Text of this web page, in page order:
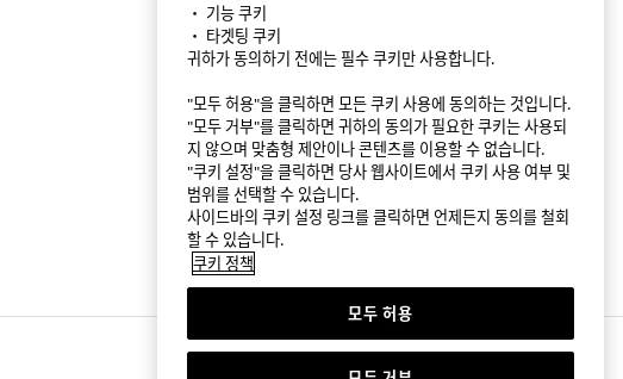
・ 기능 쿠키
・ 타겟팅 쿠키
귀하가 동의하기 전에는 필수 쿠키만 사용합니다.
"모두 허용"을 클릭하면 모든 쿠키 사용에 동의하는 것입니다.
"모두 거부"를 클릭하면 귀하의 동의가 필요한 쿠키는 사용되
지 않으며 맞춤형 제안이나 콘텐츠를 이용할 수 없습니다.
"쿠키 설정"을 클릭하면 당사 웹사이트에서 쿠키 사용 여부 및
범위를 선택할 수 있습니다.
사이드바의 쿠키 설정 링크를 클릭하면 언제든지 동의를 철회
할 수 있습니다.
쿠키 정책
모두 허용